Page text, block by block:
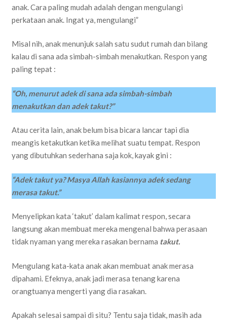
anak. Cara paling mudah adalah dengan mengulangi
perkataan anak. Ingat ya, mengulangi”
Misal nih, anak menunjuk salah satu sudut rumah dan bilang
kalau di sana ada simbah-simbah menakutkan. Respon yang
paling tepat :
“Oh, menurut adek di sana ada simbah-simbah
menakutkan dan adek takut?”
Atau cerita lain, anak belum bisa bicara lancar tapi dia
meangis ketakutkan ketika melihat suatu tempat. Respon
yang dibutuhkan sederhana saja kok, kayak gini :
“Adek takut ya? Masya Allah kasiannya adek sedang
merasa takut.”
Menyelipkan kata ‘takut’ dalam kalimat respon, secara
langsung akan membuat mereka mengenal bahwa perasaan
tidak nyaman yang mereka rasakan bernama takut.
Mengulang kata-kata anak akan membuat anak merasa
dipahami. Efeknya, anak jadi merasa tenang karena
orangtuanya mengerti yang dia rasakan.
Apakah selesai sampai di situ? Tentu saja tidak, masih ada